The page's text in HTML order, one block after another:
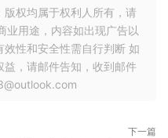
权均属于权利人所有，请
业用途，内容如出现广告以
性和安全性需自行判断 如
，请邮件告知，收到邮件
下一篇